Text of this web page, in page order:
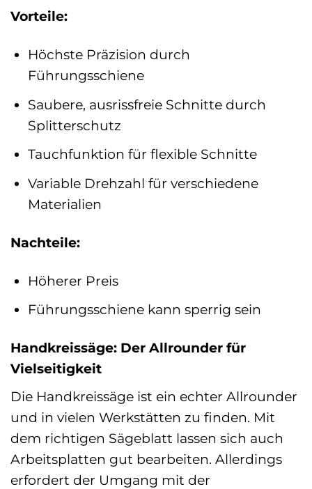
Vorteile:
Höchste Präzision durch
Führungsschiene
Saubere, ausrissfreie Schnitte durch
Splitterschutz
Tauchfunktion für flexible Schnitte
Variable Drehzahl für verschiedene
Materialien
Nachteile:
Höherer Preis
Führungsschiene kann sperrig sein
Handkreissäge: Der Allrounder für
Vielseitigkeit
Die Handkreissäge ist ein echter Allrounder
und in vielen Werkstätten zu finden. Mit
dem richtigen Sägeblatt lassen sich auch
Arbeitsplatten gut bearbeiten. Allerdings
erfordert der Umgang mit der